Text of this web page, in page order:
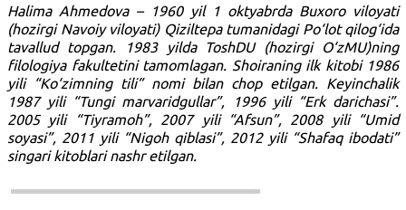
Halima Ahmedova – 1960 yil 1 oktyabrda Buxoro viloyati
(hozirgi Navoiy viloyati) Qiziltepa tumanidagi Po‘lot qilog‘ida
tavallud topgan. 1983 yilda ToshDU (hozirgi O‘zMU)ning
filologiya fakultetini tamomlagan. Shoiraning ilk kitobi 1986
yili “Ko‘zimning tili” nomi bilan chop etilgan. Keyinchalik
1987 yili “Tungi marvaridgullar”, 1996 yili “Erk darichasi”.
2005 yili “Tiyramoh”, 2007 yili “Afsun”, 2008 yili “Umid
soyasi”, 2011 yili “Nigoh qiblasi”, 2012 yili “Shafaq ibodati”
singari kitoblari nashr etilgan.